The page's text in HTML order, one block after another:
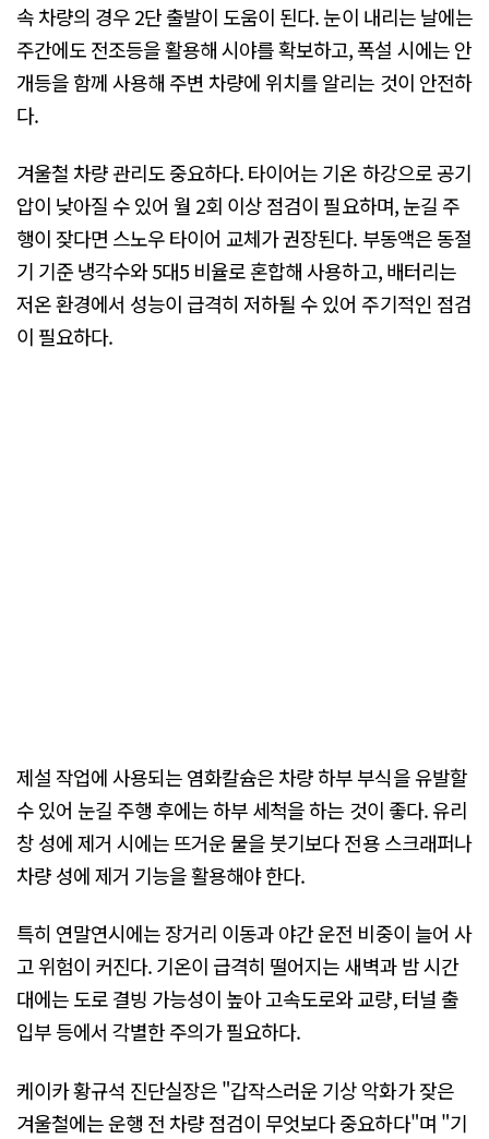
속 차량의 경우 2단 출발이 도움이 된다. 눈이 내리는 날에는
주간에도 전조등을 활용해 시야를 확보하고, 폭설 시에는 안
개등을 함께 사용해 주변 차량에 위치를 알리는 것이 안전하
다.
겨울철 차량 관리도 중요하다. 타이어는 기온 하강으로 공기
압이 낮아질 수 있어 월 2회 이상 점검이 필요하며, 눈길 주
행이 잦다면 스노우 타이어 교체가 권장된다. 부동액은 동절
기 기준 냉각수와 5대5 비율로 혼합해 사용하고, 배터리는
저온 환경에서 성능이 급격히 저하될 수 있어 주기적인 점검
이 필요하다.
제설 작업에 사용되는 염화칼슘은 차량 하부 부식을 유발할
수 있어 눈길 주행 후에는 하부 세척을 하는 것이 좋다. 유리
창 성에 제거 시에는 뜨거운 물을 붓기보다 전용 스크래퍼나
차량 성에 제거 기능을 활용해야 한다.
특히 연말연시에는 장거리 이동과 야간 운전 비중이 늘어 사
고 위험이 커진다. 기온이 급격히 떨어지는 새벽과 밤 시간
대에는 도로 결빙 가능성이 높아 고속도로와 교량, 터널 출
입부 등에서 각별한 주의가 필요하다.
케이카 황규석 진단실장은 "갑작스러운 기상 악화가 잦은
겨울철에는 운행 전 차량 점검이 무엇보다 중요하다"며 "기